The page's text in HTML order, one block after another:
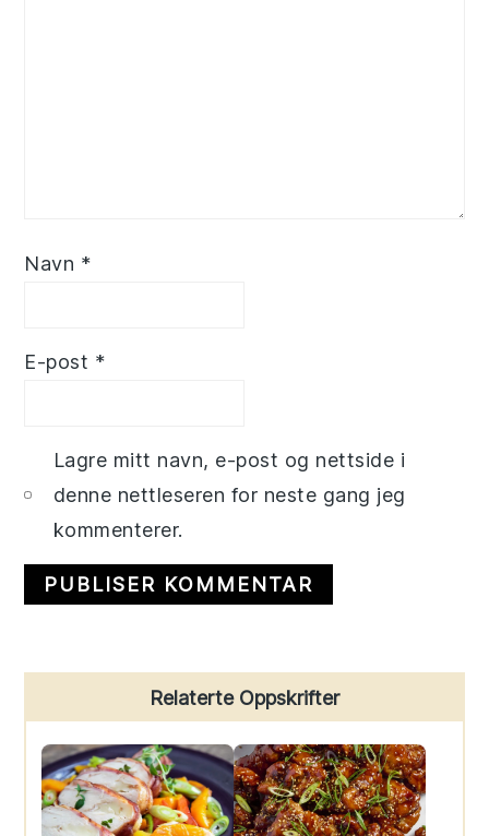
Navn *
E-post *
Lagre mitt navn, e-post og nettside i
denne nettleseren for neste gang jeg
kommenterer.
Sidebar
Relaterte Oppskrifter